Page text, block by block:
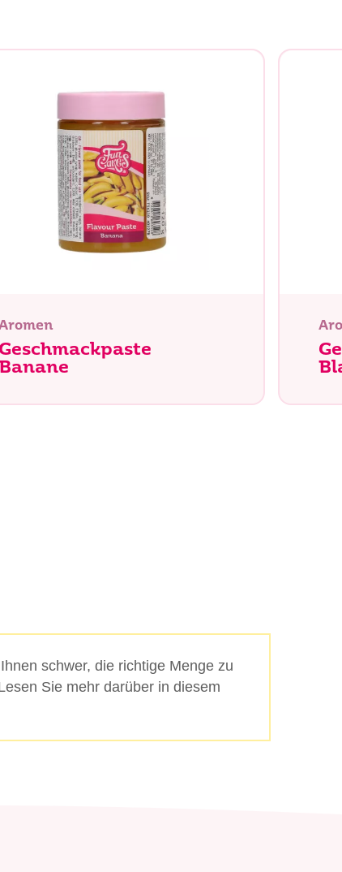
Geschmackpaste
schwer, die richtige Menge zu
Sie mehr darüber in diesem